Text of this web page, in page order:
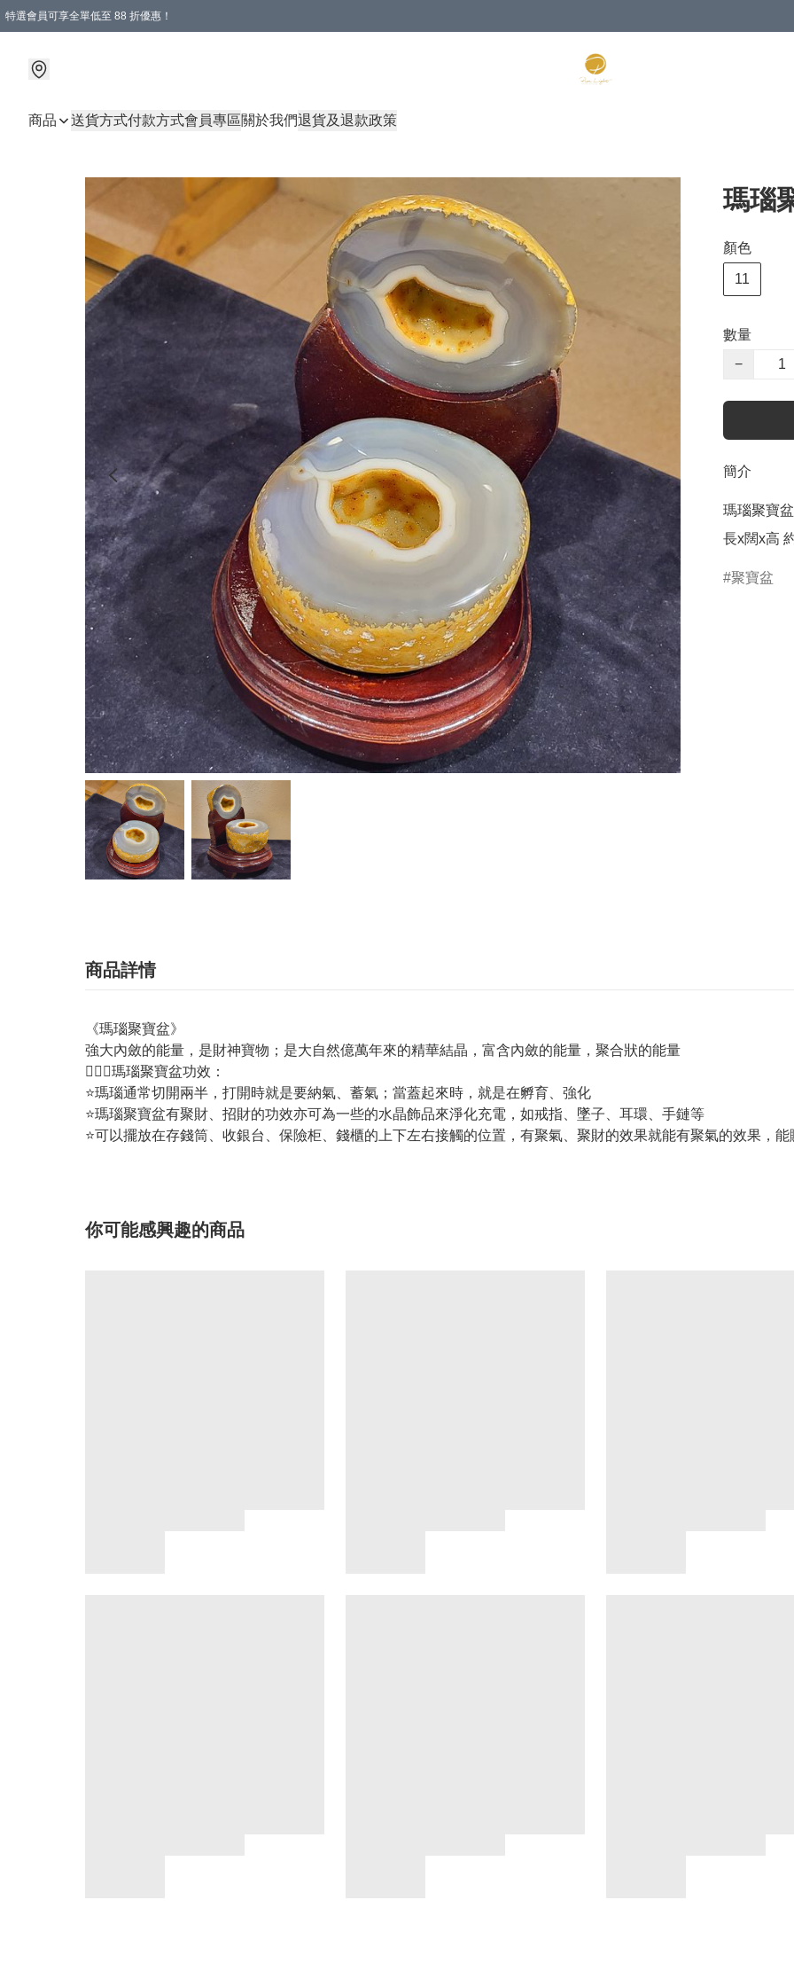
特選會員可享全單低至 88 折優惠！
商品 送貨方式付款方式會員專區關於我們退貨及退款政策
瑪瑙
顏色
11
數量
−
簡介
瑪瑙聚寶
長x闊x高
聚寶盆
商品詳情
《瑪瑙聚寶盆》
強大內斂的能量，是財神寶物；是大自然億萬年來的精華結晶，富含內斂的能量，聚合狀的能量
💁🏼‍♀️瑪瑙聚寶盆功效：
⭐️瑪瑙通常切開兩半，打開時就是要納氣、蓄氣；當蓋起來時，就是在孵育、強化
⭐️瑪瑙聚寶盆有聚財、招財的功效亦可為一些的水晶飾品來淨化充電，如戒指、墜子、耳環、手鏈等
⭐️可以擺放在存錢筒、收銀台、保險柜、錢櫃的上下左右接觸的位置，有聚氣、聚財的效果就能有聚氣的效果，能
你可能感興趣的商品